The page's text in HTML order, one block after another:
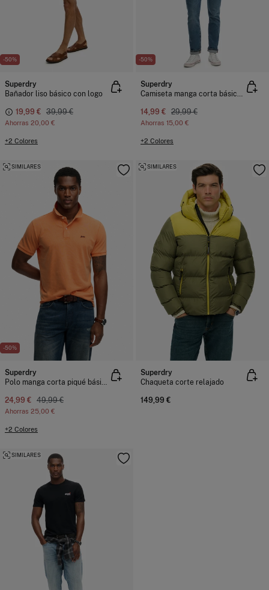
-50%
Superdry
Bañador liso básico con logo
19,99 € 39,99 €
Ahorras 20,00 €
+2 Colores
-50%
Superdry
Camiseta manga corta básica con bolsillo
14,99 € 29,99 €
Ahorras 15,00 €
+2 Colores
-50%
SIMILARES
Superdry
Polo manga corta piqué básico
24,99 € 49,99 €
Ahorras 25,00 €
+2 Colores
SIMILARES
Superdry
Chaqueta corte relajado
149,99 €
SIMILARES